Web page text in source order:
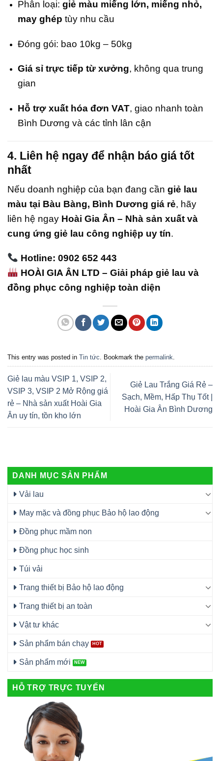
Phân loại: giẻ màu miếng lớn, miếng nhỏ,
may ghép tùy nhu cầu
Đóng gói: bao 10kg – 50kg
Giá sỉ trực tiếp từ xưởng, không qua trung
gian
Hỗ trợ xuất hóa đơn VAT, giao nhanh toàn
Bình Dương và các tỉnh lân cận
4. Liên hệ ngay để nhận báo giá tốt
nhất
Nếu doanh nghiệp của bạn đang cần giẻ lau
màu tại Bàu Bàng, Bình Dương giá rẻ, hãy
liên hệ ngay Hoài Gia Ân – Nhà sản xuất và
cung ứng giẻ lau công nghiệp uy tín.
Hotline: 0902 652 443
HOÀI GIA ÂN LTD – Giải pháp giẻ lau và
đồng phục công nghiệp toàn diện
This entry was posted in Tin tức . Bookmark the permalink
Giẻ lau màu VSIP 1, VSIP 2,
VSIP 3, VSIP 2 Mở Rộng giá
rẻ – Nhà sản xuất Hoài Gia
Ân uy tín, tồn kho lớn
Giẻ Lau Trắng Giá Rẻ –
Sạch, Mềm, Hấp Thụ Tốt |
Hoài Gia Ân Bình Dương
DANH MỤC SẢN PHẨM
Vải lau
May mặc và đồng phục Bảo hộ lao động
Đồng phục mầm non
Đồng phục học sinh
Túi vải
Trang thiết bị Bảo hộ lao động
Trang thiết bị an toàn
Vật tư khác
Sản phẩm bán chạy
Sản phẩm mới
HỖ TRỢ TRỰC TUYẾN